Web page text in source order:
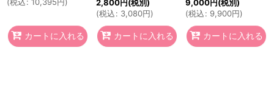
カートに入れる
2,800円(税別)
(税込: 3,080円)
カートに入れる
9,000円(税別)
(税込: 9,900円)
カートに入れる